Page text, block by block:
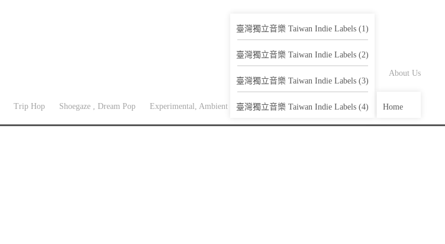
Trip Hop Shoegaze , Dream Pop Experimental, Ambient
臺灣獨立音樂 Taiwan Indie Labels (1)
臺灣獨立音樂 Taiwan Indie Labels (2)
臺灣獨立音樂 Taiwan Indie Labels (3)
臺灣獨立音樂 Taiwan Indie Labels (4)
About Us
Home